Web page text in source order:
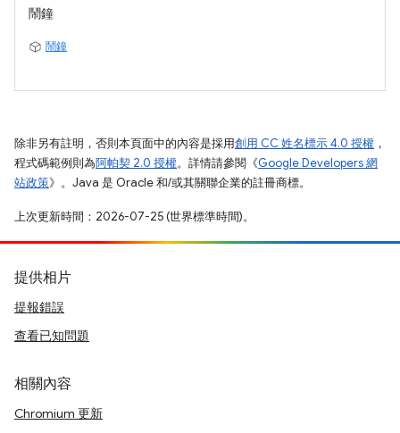
鬧鐘
鬧鐘
除非另有註明，否則本頁面中的內容是採用創用 CC 姓名標示 4.0 授權 ，
程式碼範例則為阿帕契 2.0 授權。詳情請參閱《Google Developers 網
站政策》。Java 是 Oracle 和/或其關聯企業的註冊商標。
上次更新時間：2026-07-25 (世界標準時間)。
提供相片
提報錯誤
查看已知問題
相關內容
Chromium 更新